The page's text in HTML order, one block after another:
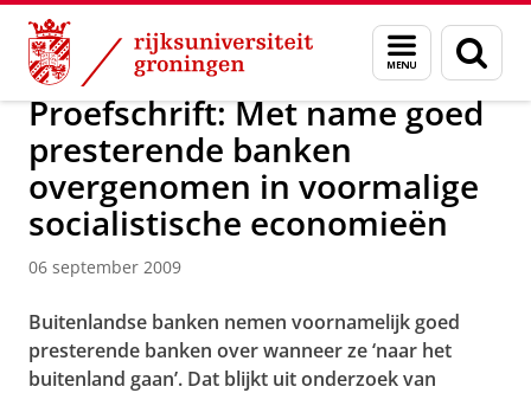
Skip
Content
Skip
Navigation
Menu
en
zoeken
Over ons Actueel Nieuws Nieuwsberichten
Proefschrift: Met name goed
presterende banken
overgenomen in voormalige
socialistische economieën
06 september 2009
Buitenlandse banken nemen voornamelijk goed
presterende banken over wanneer ze ‘naar het
buitenland gaan’. Dat blijkt uit onderzoek van